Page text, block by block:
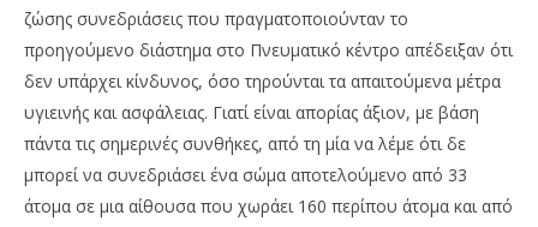
ζώσης συνεδριάσεις που πραγματοποιούνταν το
προηγούμενο διάστημα στο Πνευματικό κέντρο απέδειξαν ότι
δεν υπάρχει κίνδυνος, όσο τηρούνται τα απαιτούμενα μέτρα
υγιεινής και ασφάλειας. Γιατί είναι απορίας άξιον, με βάση
πάντα τις σημερινές συνθήκες, από τη μία να λέμε ότι δε
μπορεί να συνεδριάσει ένα σώμα αποτελούμενο από 33
άτομα σε μια αίθουσα που χωράει 160 περίπου άτομα και από